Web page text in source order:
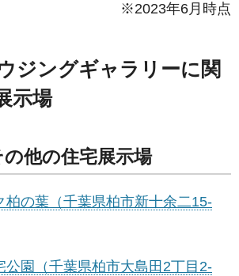
※2023年6月時点
ジングギャラリーに関
示場
他の住宅展示場
柏の葉（千葉県柏市新十余二15-
公園（千葉県柏市大島田2丁目2-